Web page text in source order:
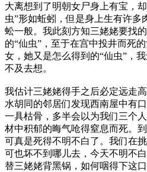
大离想到了明朝女尸身上有宝，
虫”形如蚯蚓，但是身上生有许多
蚣一般。我此刻方知三姥姥要找
的“仙虫”，至于在宫中投井而死
女，她又是怎么得到的“仙虫”，
不及去想。
我估计三姥姥得手之后必定远走
水胡同的邻居们发现西南屋中有
一具枯骨，多半会以为我们三个
材中积郁的晦气呛得窒息而死。
可真是死得不明不白了。我们在
可也坏不到哪儿去，今天不明不
替三姥姥背黑锅，如何咽得下这